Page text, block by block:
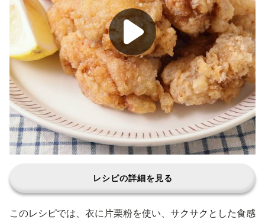
レシピの詳細を見る
このレシピでは、衣に片栗粉を使い、サクサクとした食感